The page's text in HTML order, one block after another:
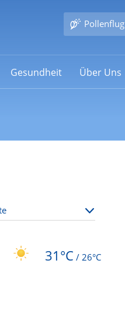
Pollenflug
Gesundheit Über Uns
31°C / 26°C